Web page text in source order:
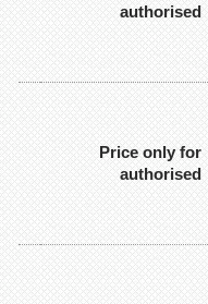
authorised
Price only for
authorised